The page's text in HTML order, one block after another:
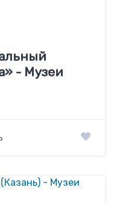
- Музеи